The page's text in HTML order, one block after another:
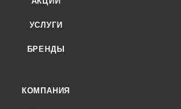
УСЛУГИ
БРЕНДЫ
КОМПАНИЯ